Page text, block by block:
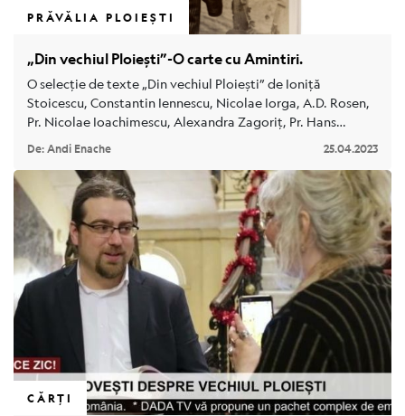
PRĂVĂLIA PLOIEȘTI
„Din vechiul Ploiești”-O carte cu Amintiri.
O selecție de texte „Din vechiul Ploiești” de Ioniță
Stoicescu, Constantin Iennescu, Nicolae Iorga, A.D. Rosen,
Pr. Nicolae Ioachimescu, Alexandra Zagoriț, Pr. Hans
Durlesser.
De: Andi Enache 25.04.2023
CĂRȚI
Locuri
Servicii
Poveștile orașului
Despre noi
Contact